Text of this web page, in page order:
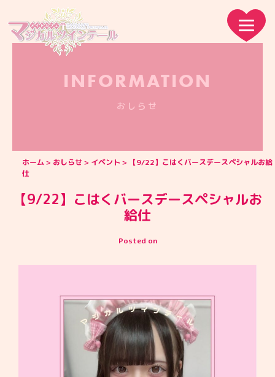
INFORMATION
おしらせ
ホーム おしらせ イベント
【9/22】こはくバースデースペシャルお給
仕
【9/22】こはくバースデースペシャルお
給仕
Posted on